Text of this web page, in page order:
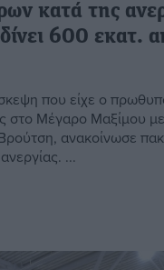
κατά της
600 εκατ.
που είχε ο
στο Μέγαρο Μαξίμου
ανακοίνωσε
...